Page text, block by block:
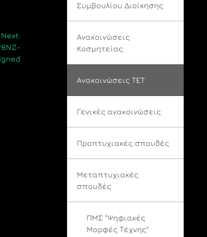
Next:
Συμβουλίου Διοίκησης
Ανακοινώσεις
Κοσμητείας
Ανακοινώσεις ΤΕΤ
Γενικές ανακοινώσεις
Προπτυχιακές σπουδές
Μεταπτυχιακές
σπουδές
ΠΜΣ "Ψηφιακές
Μορφές Τέχνης"